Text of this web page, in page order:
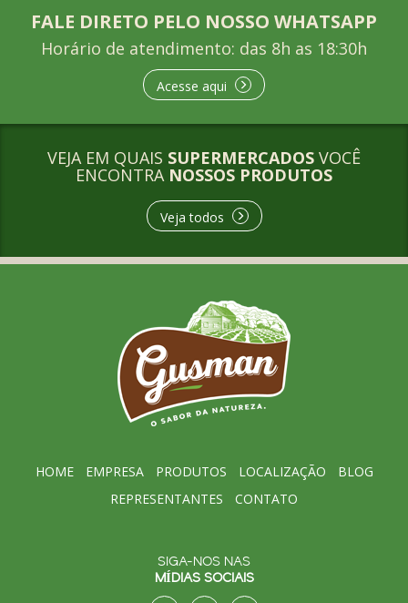
FALE DIRETO PELO NOSSO WHATSAPP
Horário de atendimento: das 8h as 18:30h
Acesse aqui
VEJA EM QUAIS SUPERMERCADOS VOCÊ
ENCONTRA NOSSOS PRODUTOS
Veja todos
HOME EMPRESA PRODUTOS LOCALIZAÇÃO
BLOG
REPRESENTANTES
CONTATO
SIGA-NOS NAS
MÍDIAS SOCIAIS